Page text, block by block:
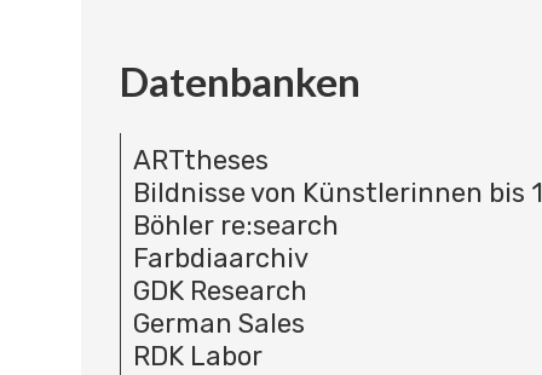
Datenbanken
ARTtheses
Bildnisse von Künstlerinnen bis
Böhler re:search
Farbdiaarchiv
GDK Research
German Sales
RDK Labor